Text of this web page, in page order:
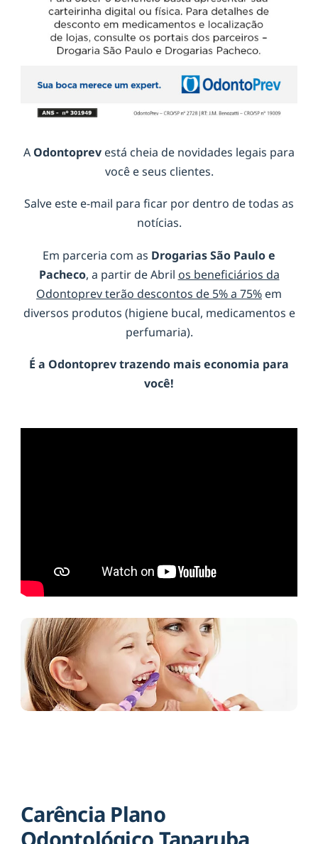
A Odontoprev está cheia de novidades legais para
você e seus clientes.
Salve este e-mail para ficar por dentro de todas as
notícias.
Em parceria com as Drogarias São Paulo e
Pacheco, a partir de Abril os beneficiários da
Odontoprev terão descontos de 5% a 75% em
diversos produtos (higiene bucal, medicamentos e
perfumaria).
É a Odontoprevtrazendo mais economia para
você!
Carência Plano
Odontológico Taparuba